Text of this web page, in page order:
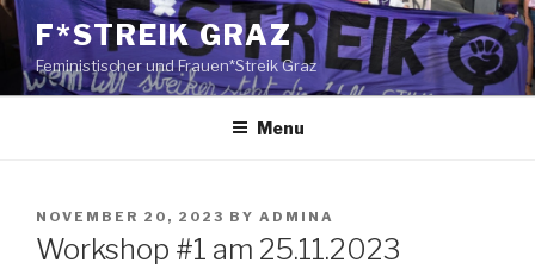
Skip
content
F*STREIK GRAZ
Feministischer und Frauen*Streik Graz
Menu
POSTED
ON
NOVEMBER 20, 2023 BY ADMINA
Workshop #1 am 25.11.2023